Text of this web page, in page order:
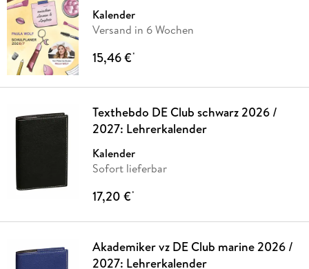
Kalender
Versand in 6 Wochen
15,46 €*
Texthebdo DE Club schwarz 2026 /
2027: Lehrerkalender
Kalender
Sofort lieferbar
17,20 €*
Akademiker vz DE Club marine 2026 /
2027: Lehrerkalender